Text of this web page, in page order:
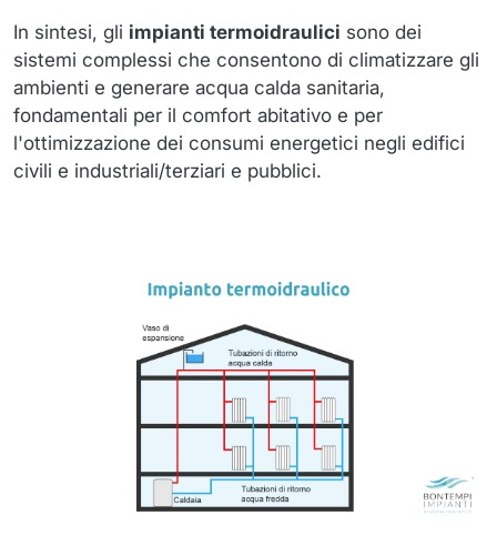
In sintesi, gli impianti termoidraulici sono dei
sistemi complessi che consentono di climatizzare gli
ambienti e generare acqua calda sanitaria,
fondamentali per il comfort abitativo e per
l'ottimizzazione dei consumi energetici negli edifici
civili e industriali/terziari e pubblici.